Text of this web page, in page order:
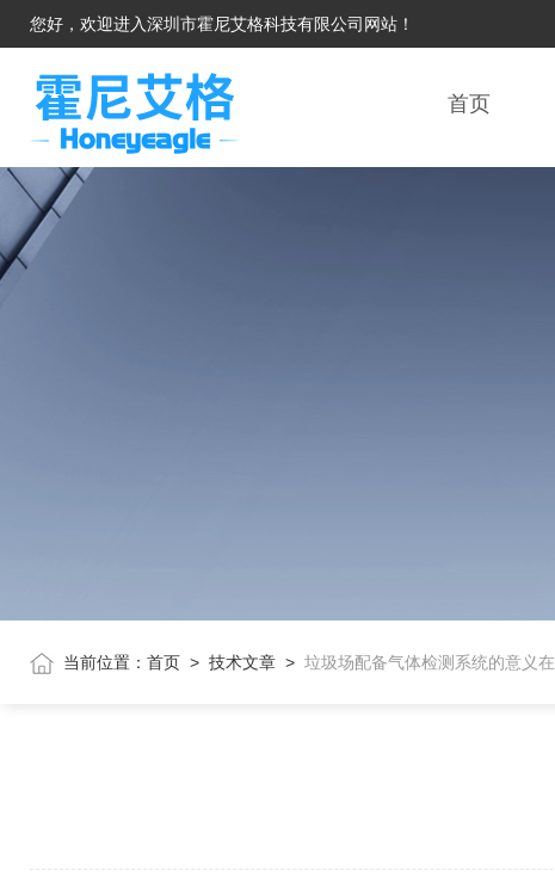
您好，欢迎进入深圳市霍尼艾格科技有限公司网站！
首页
当前位置： 首页 > 技术文章 > 垃圾场配备气体检测系统的意义在